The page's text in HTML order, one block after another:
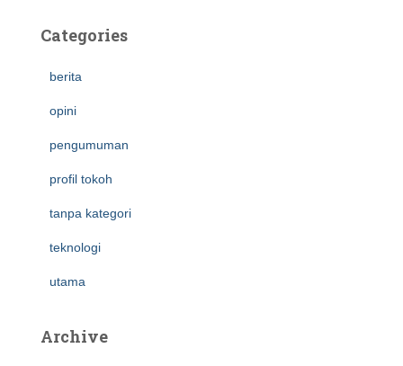
Categories
berita
opini
pengumuman
profil tokoh
tanpa kategori
teknologi
utama
Archive